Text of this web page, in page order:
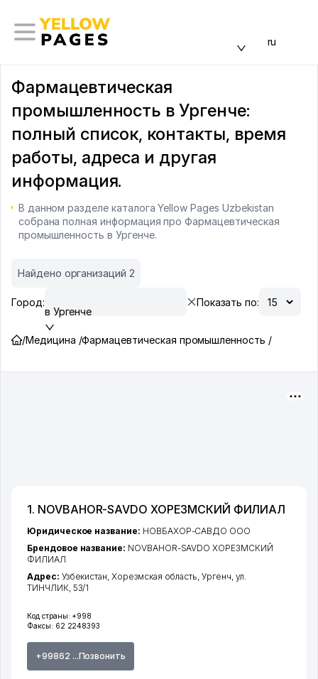
ru
Фармацевтическая
промышленность в Ургенче:
полный список, контакты, время
работы, адреса и другая
информация.
В данном разделе каталога Yellow Pages Uzbekistan
собрана полная информация про Фармацевтическая
промышленность в Ургенче.
Найдено организаций 2
Город:
в Ургенче
Показать по:
/Медицина /Фармацевтическая промышленность /
1. NOVBAHOR-SAVDO ХОРЕЗМСКИЙ ФИЛИАЛ
Код страны: +998
Факсы: 62 2248393
+99862 ...Позвонить
Юридическое название: НОВБАХОР-САВДО ООО
Брендовое название: NOVBAHOR-SAVDO ХОРЕЗМСКИЙ
ФИЛИАЛ
Адрес: Узбекистан,Хорезмская область,Ургенч, ул.
ТИНЧЛИК, 53/1